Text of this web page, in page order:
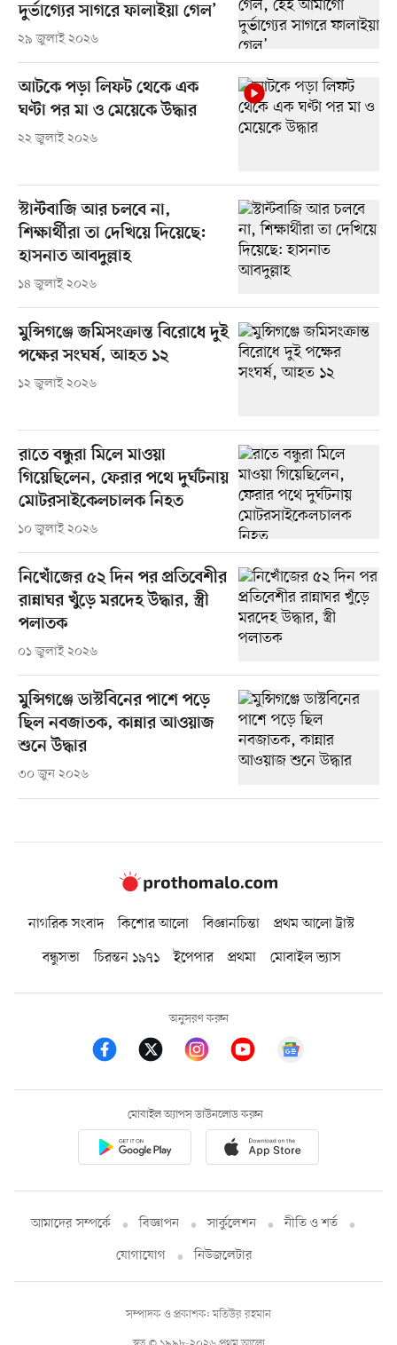
দুর্ভাগ্যের সাগরে ফালাইয়া গেল’
২৯ জুলাই ২০২৬
আটকে পড়া লিফট থেকে এক
ঘণ্টা পর মা ও মেয়েকে উদ্ধার
২২ জুলাই ২০২৬
স্টান্টবাজি আর চলবে না,
শিক্ষার্থীরা তা দেখিয়ে দিয়েছে:
হাসনাত আবদুল্লাহ
১৪ জুলাই ২০২৬
মুন্সিগঞ্জে জমিসংক্রান্ত বিরোধে দুই
পক্ষের সংঘর্ষ, আহত ১২
১২ জুলাই ২০২৬
রাতে বন্ধুরা মিলে মাওয়া
গিয়েছিলেন, ফেরার পথে দুর্ঘটনায়
মোটরসাইকেলচালক নিহত
১০ জুলাই ২০২৬
নিখোঁজের ৫২ দিন পর প্রতিবেশীর
রান্নাঘর খুঁড়ে মরদেহ উদ্ধার, স্ত্রী
পলাতক
০১ জুলাই ২০২৬
মুন্সিগঞ্জে ডাস্টবিনের পাশে পড়ে
ছিল নবজাতক, কান্নার আওয়াজ
শুনে উদ্ধার
৩০ জুন ২০২৬
নাগরিক সংবাদ কিশোর আলো বিজ্ঞানচিন্তা
প্রথম আলো ট্রাস্ট
বন্ধুসভা
চিরন্তন ১৯৭১ ইপেপার প্রথমা মোবাইল ভ্যাস
অনুসরণ করুন
মোবাইল অ্যাপস ডাউনলোড করুন
আমাদের সম্পর্কে বিজ্ঞাপন সার্কুলেশন
নীতি ও শর্ত
যোগাযোগ
নিউজলেটার
সম্পাদক ও প্রকাশক: মতিউর রহমান